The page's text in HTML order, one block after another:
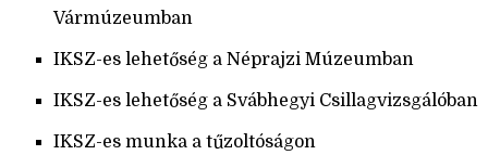
Vármúzeumban
IKSZ-es lehetőség a Néprajzi Múzeumban
IKSZ-es lehetőség a Svábhegyi Csillagvizsgálóban
IKSZ-es munka a tűzoltóságon